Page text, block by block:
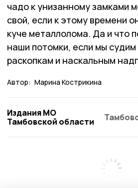
чадо к унизанному замками
свой, если к этому времени
куче металлолома. Да и что
наши потомки, если мы
раскопкам и наскальным
Автор: Марина Кострикина
Издания МО
Тамбовской области